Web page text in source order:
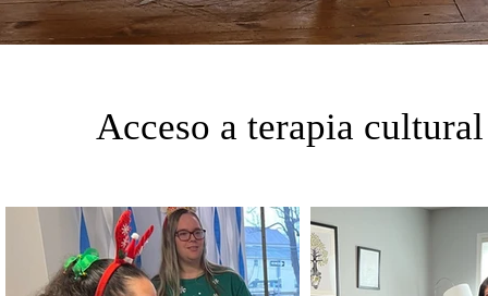
Acceso a terapia